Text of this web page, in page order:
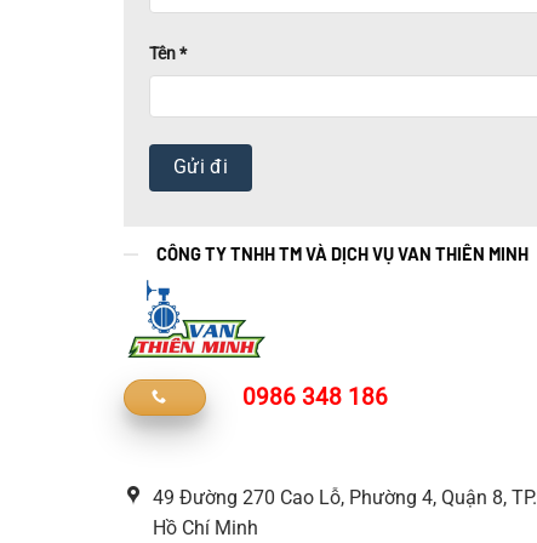
Tên*
CÔNG TY TNHH TM VÀ DỊCH VỤ VAN THIÊN MINH
0986 348 186
49 Đường 270 Cao Lỗ, Phường 4, Quận 8, TP.
Hồ Chí Minh